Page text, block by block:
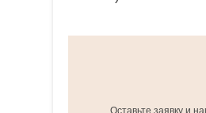
Оставьте заявку и